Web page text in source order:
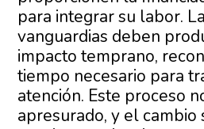
para integrar su labor.
vanguardias deben
impacto temprano,
tiempo necesario para
atención. Este proceso
apresurado, y el cambio